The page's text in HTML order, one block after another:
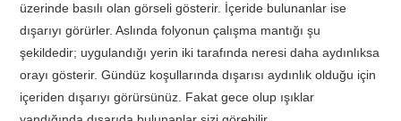
üzerinde basılı olan görseli gösterir. İçeride bulunanlar ise
dışarıyı görürler. Aslında folyonun çalışma mantığı şu
şekildedir; uygulandığı yerin iki tarafında neresi daha aydınlıksa
orayı gösterir. Gündüz koşullarında dışarısı aydınlık olduğu için
içeriden dışarıyı görürsünüz. Fakat gece olup ışıklar